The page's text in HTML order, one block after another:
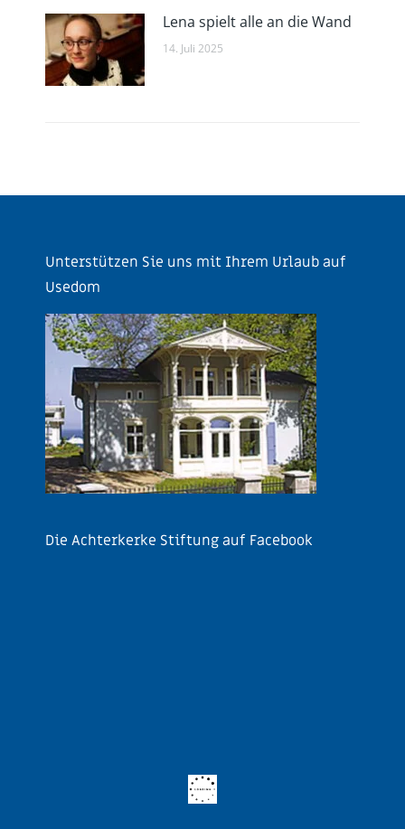
Lena spielt alle an die Wand
14. Juli 2025
Unterstützen Sie uns mit Ihrem Urlaub auf
Usedom
Die Achterkerke Stiftung auf Facebook